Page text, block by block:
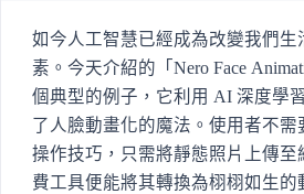
如今人工智慧已經成為改變我們生
素。今天介紹的「Nero Face
個典型的例子，它利用 AI 深度學
了人臉動畫化的魔法。使用者不需
操作技巧，只需將靜態照片上傳至
費工具便能將其轉換為栩栩如生的